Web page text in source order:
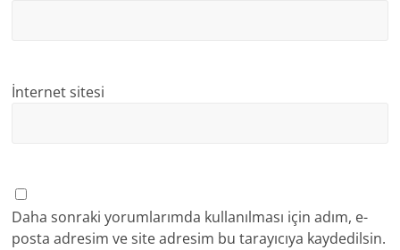
İnternet sitesi
Daha sonraki yorumlarımda kullanılması için adım, e-
posta adresim ve site adresim bu tarayıcıya kaydedilsin.